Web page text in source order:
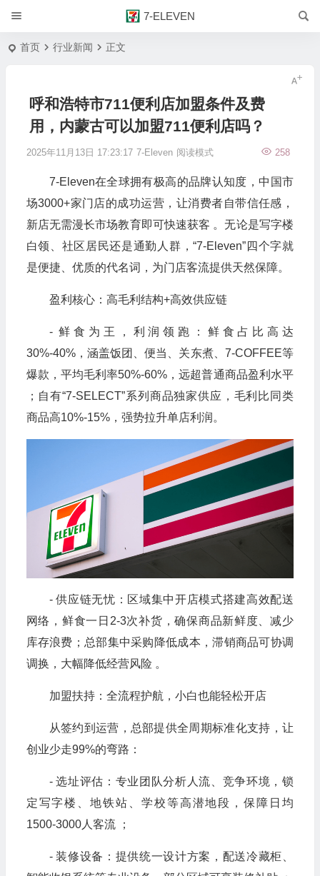
7-ELEVEN
首页 行业新闻 正文
呼和浩特市711便利店加盟条件及费
用，内蒙古可以加盟711便利店吗？
2025年11月13日 17:23:17 7-Eleven 258
阅读模式
7-Eleven在全球拥有极高的品牌认知度，中国市
场3000+家门店的成功运营，让消费者自带信任感，
新店无需漫长市场教育即可快速获客 。无论是写字楼
白领、社区居民还是通勤人群，“7-Eleven”四个字就
是便捷、优质的代名词，为门店客流提供天然保障。
盈利核心：高毛利结构+高效供应链
- 鲜食为王，利润领跑：鲜食占比高达
30%-40%，涵盖饭团、便当、关东煮、7-COFFEE等
爆款，平均毛利率50%-60%，远超普通商品盈利水平
；自有“7-SELECT”系列商品独家供应，毛利比同类
商品高10%-15%，强势拉升单店利润。
- 供应链无忧：区域集中开店模式搭建高效配送
网络，鲜食一日2-3次补货，确保商品新鲜度、减少
库存浪费；总部集中采购降低成本，滞销商品可协调
调换，大幅降低经营风险 。
加盟扶持：全流程护航，小白也能轻松开店
从签约到运营，总部提供全周期标准化支持，让
创业少走99%的弯路：
- 选址评估：专业团队分析人流、竞争环境，锁
定写字楼、地铁站、学校等高潜地段，保障日均
1500-3000人客流 ；
- 装修设备：提供统一设计方案，配送冷藏柜、